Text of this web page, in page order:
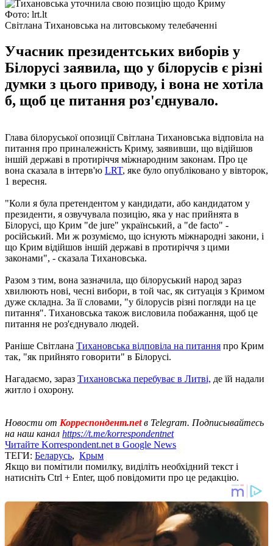
Фото: lrt.lt
Світлана Тихановська на литовському телебаченні
Учасник президентських виборів у
Білорусі заявила, що у білорусів є різні
думки з цього приводу, і вона не хотіла
б, щоб це питання роз'єднувало.
Глава білоруської опозиції Світлана Тихановська відповіла на
питання про приналежність Криму, заявивши, що відійшов
іншій державі в протиріччя міжнародним законам. Про це
вона сказала в інтерв'ю LRT, яке було опубліковано у вівторок,
1 вересня.
"Коли я була претендентом у кандидати, або кандидатом у
президенти, я озвучувала позицію, яка у нас прийнята в
Білорусі, що Крим "de jure" український, а "de facto" -
російський. Ми ж розуміємо, що існують міжнародні закони, і
що Крим відійшов іншій державі в протиріччя з цими
законами", - сказала Тихановська.
Разом з тим, вона зазначила, що білоруський народ зараз
хвилюють нові, чесні вибори, в той час, як ситуація з Кримом
дуже складна. За її словами, "у білорусів різні погляди на це
питання". Тихановська також висловила побажання, щоб це
питання не роз'єднувало людей.
Раніше Світлана Тихановська відповіла на питання про Крим
так, "як прийнято говорити" в Білорусі.
Нагадаємо, зараз Тихановська перебуває в Литві, де їй надали
житло і охорону.
Новости от Корреспондент.netв Telegram. Подписывайтесь
на наш канал https://t.me/korrespondentnet
Читайте Korrespondent.net в Google News
ТЕГИ: Беларусь, Крым
Якщо ви помітили помилку, виділіть необхідний текст і
натисніть Ctrl + Enter, щоб повідомити про це редакцію.